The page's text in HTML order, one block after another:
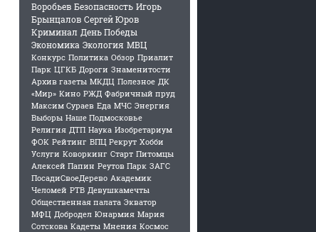
Воробьев Безопасность Игорь
Брынцалов Сергей Юров
Криминал День Победы
Экономика Экология МВЦ
Конкурс Политика Обзор Приалит
Парк ЦГКБ Дороги Знаменитости
Архив газеты МКДЦ Полезное ДК
«Мир» Кино РЖД Фабричный пруд
Максим Сураев Еда МЧС Энергия
Выборы Наше Подмосковье
Религия ДТП Наука Изобретариум
ФОК Рейтинг ВПЦ Рекрут Хобби
Услуги Коворкинг Старт Питомцы
Алексей Папин Реутов Парк ЗАГС
ПосадиСвоеДерево Академик
Челомей РТВ Девушкамечты
Общественная палата Экватор
МФЦ Добродел Юнармия Мария
Сотскова Кадеты Мнения Космос